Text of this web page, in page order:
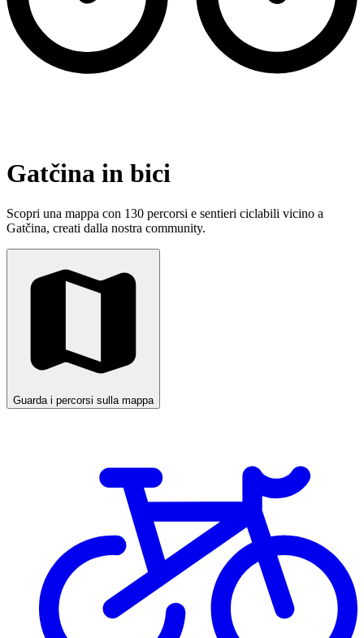
Gatčina in bici
Scopri una mappa con 130 percorsi e sentieri ciclabili vicino a
Gatčina, creati dalla nostra community.
Guarda i percorsi sulla mappa